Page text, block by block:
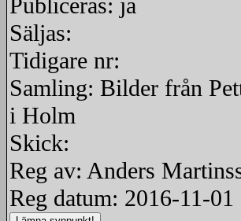
Publiceras: ja
Säljas:
Tidigare nr:
Samling: Bilder från
i Holm
Skick:
Reg av: Anders
Reg datum: 2016-11-01